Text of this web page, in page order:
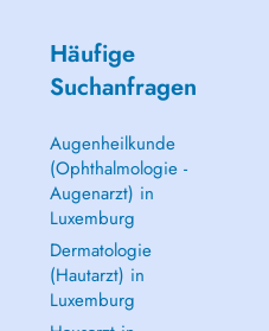
Häufige
Suchanfragen
Augenheilkunde
(Ophthalmologie -
Augenarzt) in
Luxemburg
Dermatologie
(Hautarzt) in
Luxemburg